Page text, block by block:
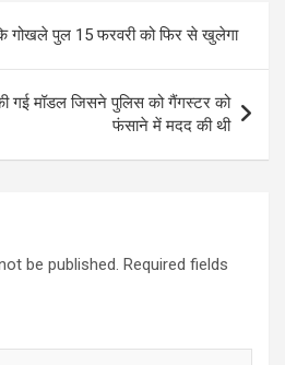
गोखले पुल 15 फरवरी को फिर से खुलेगा
की गई मॉडल जिसने पुलिस को गैंगस्टर को
फंसाने में मदद की थी
be published. Required fields